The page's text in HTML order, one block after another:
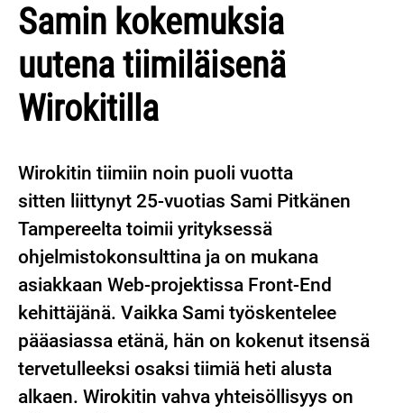
Samin kokemuksia
uutena tiimiläisenä
Wirokitilla
Wirokitin tiimiin noin puoli vuotta
sitten liittynyt 25-vuotias Sami Pitkänen
Tampereelta toimii yrityksessä
ohjelmistokonsulttina ja on mukana
asiakkaan Web-projektissa Front-End
kehittäjänä. Vaikka Sami työskentelee
pääasiassa etänä, hän on kokenut itsensä
tervetulleeksi osaksi tiimiä heti alusta
alkaen. Wirokitin vahva yhteisöllisyys on